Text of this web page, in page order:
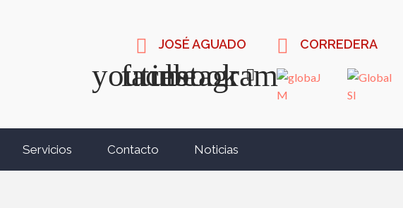
JOSÉ AGUADO CORREDERA
Servicios Contacto Noticias